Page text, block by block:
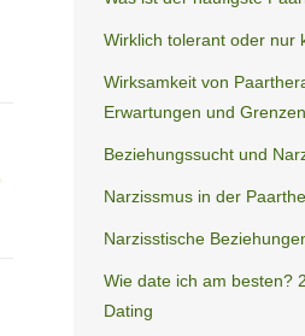
Wirklich tolerant oder nur
Wirksamkeit von
Erwartungen und Grenzen
Beziehungssucht und
Narzissmus in der
Narzisstische
Wie date ich am besten?
Dating